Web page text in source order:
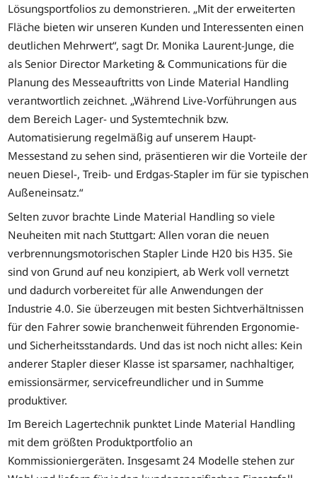
Lösungsportfolios zu demonstrieren. „Mit der erweiterten
Fläche bieten wir unseren Kunden und Interessenten einen
deutlichen Mehrwert“, sagt Dr. Monika Laurent-Junge, die
als Senior Director Marketing & Communications für die
Planung des Messeauftritts von Linde Material Handling
verantwortlich zeichnet. „Während Live-Vorführungen aus
dem Bereich Lager- und Systemtechnik bzw.
Automatisierung regelmäßig auf unserem Haupt-
Messestand zu sehen sind, präsentieren wir die Vorteile der
neuen Diesel-, Treib- und Erdgas-Stapler im für sie typischen
Außeneinsatz.“
Selten zuvor brachte Linde Material Handling so viele
Neuheiten mit nach Stuttgart: Allen voran die neuen
verbrennungsmotorischen Stapler Linde H20 bis H35. Sie
sind von Grund auf neu konzipiert, ab Werk voll vernetzt
und dadurch vorbereitet für alle Anwendungen der
Industrie 4.0. Sie überzeugen mit besten Sichtverhältnissen
für den Fahrer sowie branchenweit führenden Ergonomie-
und Sicherheitsstandards. Und das ist noch nicht alles: Kein
anderer Stapler dieser Klasse ist sparsamer, nachhaltiger,
emissionsärmer, servicefreundlicher und in Summe
produktiver.
Im Bereich Lagertechnik punktet Linde Material Handling
mit dem größten Produktportfolio an
Kommissioniergeräten. Insgesamt 24 Modelle stehen zur